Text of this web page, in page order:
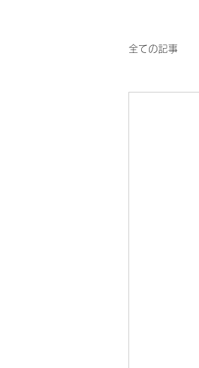
全ての記事